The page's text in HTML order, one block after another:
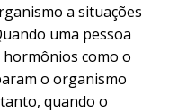
a situações
uma pessoa
como o
o organismo
quando o